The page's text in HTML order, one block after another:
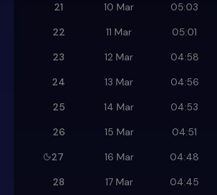
21 10 Mar 05:03
22
11 Mar 05:01
23
12 Mar 04:58
24
13 Mar 04:56
25
14 Mar 04:53
26
15 Mar 04:51
27
16 Mar 04:48
28
17 Mar 04:45